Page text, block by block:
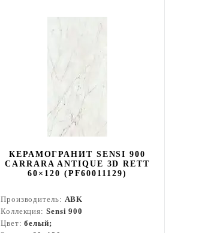
КЕРАМОГРАНИТ SENSI 900
CARRARA ANTIQUE 3D RETT
60×120 (PF60011129)
Производитель: ABK
Коллекция: Sensi 900
Цвет:белый;